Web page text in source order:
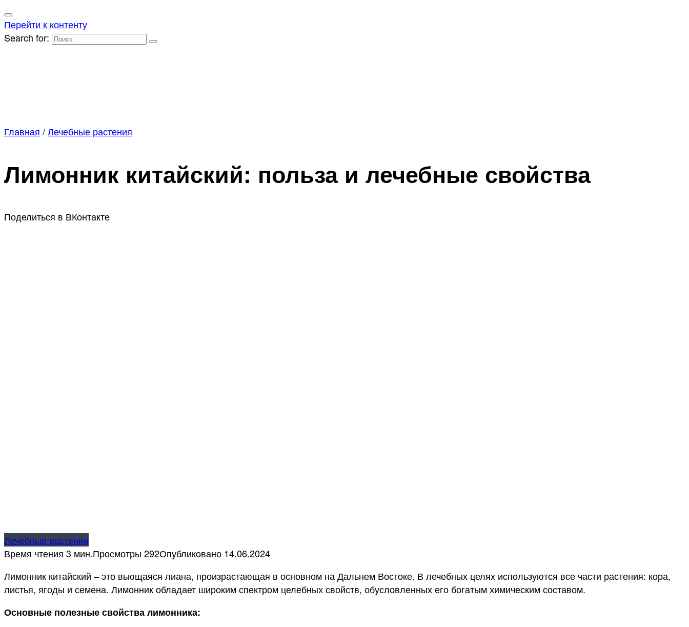
Перейти к контенту
Search for:
Главная /Лечебные растения
Лимонник китайский: польза и лечебные свойства
Поделиться в ВКонтакте
Лечебные растения
Время чтения 3 мин.Просмотры 292Опубликовано 14.06.2024
Лимонник китайский – это вьющаяся лиана, произрастающая в основном на Дальнем Востоке. В лечебных целях используются все части растения: кора,
листья, ягоды и семена. Лимонник обладает широким спектром целебных свойств, обусловленных его богатым химическим составом.
Основные полезные свойства лимонника: